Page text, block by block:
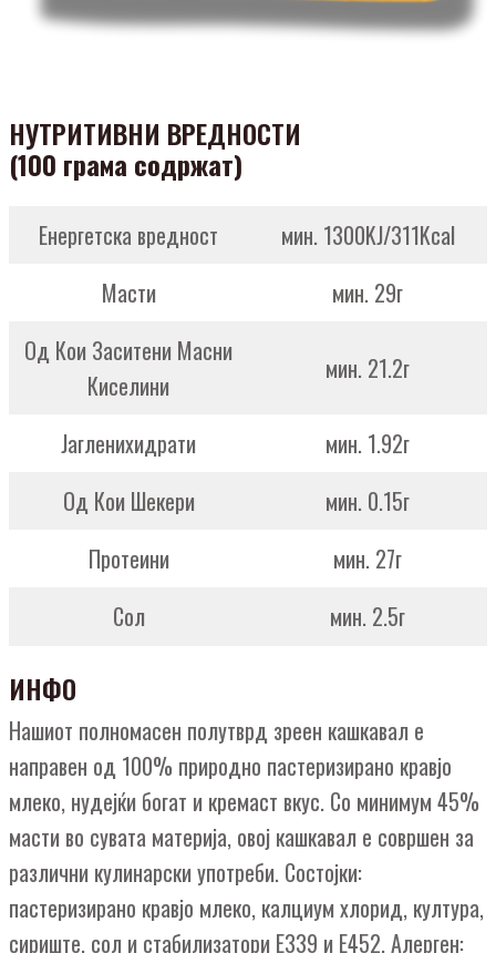
НУТРИТИВНИ ВРЕДНОСТИ
(100 грама содржат)
Енергетска вредност
мин. 1300KJ/311Kcal
Масти
мин. 29г
Од Кои Заситени Масни
Киселини
мин. 21.2г
Јагленихидрати
мин. 1.92г
Од Кои Шекери
мин. 0.15г
Протеини
мин. 27г
Сол
мин. 2.5г
ИНФО
Нашиот полномасен полутврд зреен кашкавал е
направен од 100% природно пастеризирано кравјо
млеко, нудејќи богат и кремаст вкус. Со минимум 45%
масти во сувата материја, овој кашкавал е совршен за
различни кулинарски употреби. Состојки:
пастеризирано кравјо млеко, калциум хлорид, култура,
сириште, сол и стабилизатори E339 и E452. Алерген: